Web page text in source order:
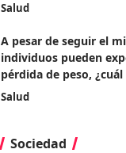
Salud
A pesar de seguir el
individuos pueden
pérdida de peso,
Salud
Sociedad